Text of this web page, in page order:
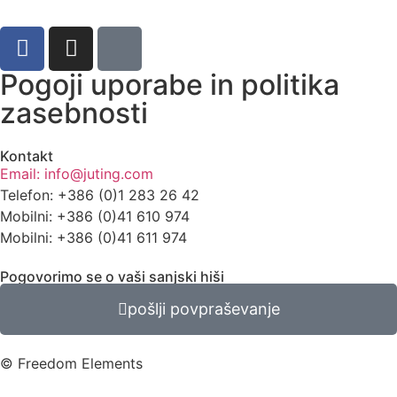
Pogoji uporabe in politika
zasebnosti
Kontakt
Email: info@juting.com
Telefon: +386 (0)1 283 26 42
Mobilni: +386 (0)41 610 974
Mobilni: +386 (0)41 611 974
Pogovorimo se o vaši sanjski hiši
pošlji povpraševanje
© Freedom Elements